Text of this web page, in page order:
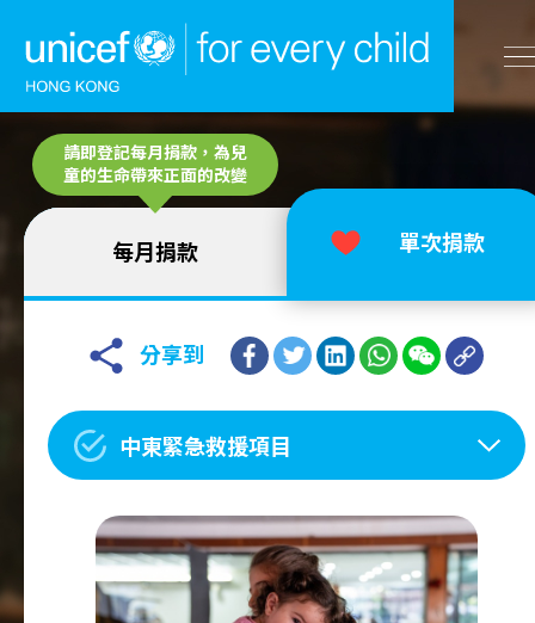
跳到內容（按回車鍵）
A A
我們的工作
立即行動
關於我們
每月捐款
請即登記每月捐款，為兒
童的生命帶來正面的改變
單次捐款
分享到
中東緊急救援項目